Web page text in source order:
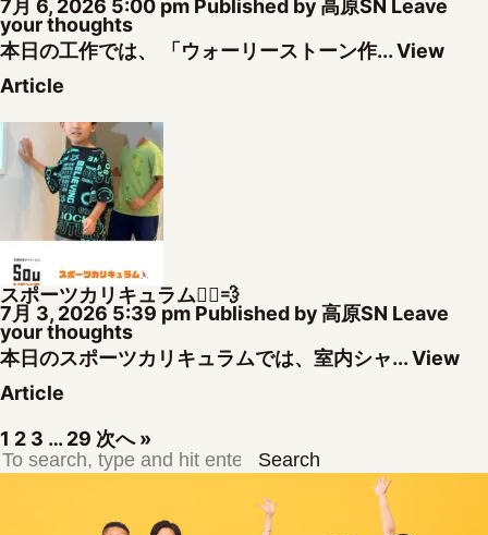
7月 6, 2026 5:00 pm Published by高原SN Leave
your thoughts
本日の工作では、 「ウォーリーストーン作...View
Article
スポーツカリキュラム🏃‍♂️💨
7月 3, 2026 5:39 pm Published by高原SN Leave
your thoughts
本日のスポーツカリキュラムでは、室内シャ...View
Article
1 2 3 … 29 次へ »
Search